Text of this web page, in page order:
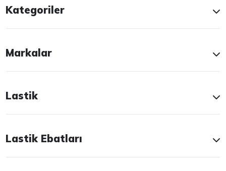
Kategoriler
Markalar
Lastik
Lastik Ebatları